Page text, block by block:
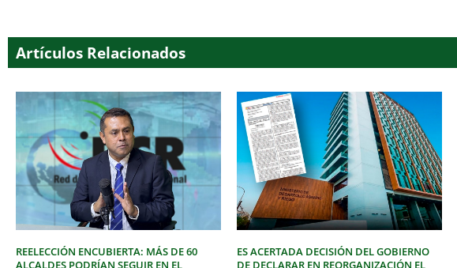
Artículos Relacionados
REELECCIÓN ENCUBIERTA: MÁS DE 60
ALCALDES PODRÍAN SEGUIR EN EL
ES ACERTADA DECISIÓN DEL GOBIERNO
DE DECLARAR EN REORGANIZACIÓN EL